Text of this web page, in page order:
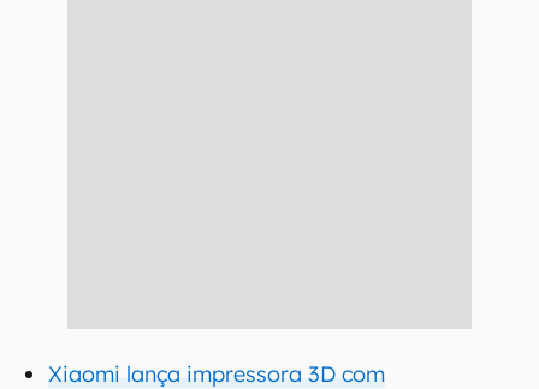
Xiaomi lança impressora 3D com